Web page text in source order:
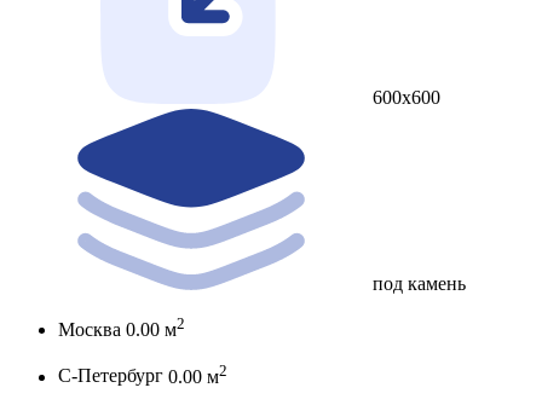
600x600
под камень
Москва 0.00 м2
С-Петербург 0.00 м2